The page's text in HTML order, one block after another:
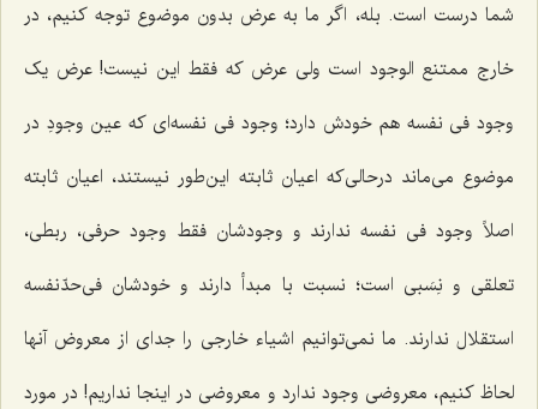
شما درست است. بله، اگر ما به عرض بدون موضوع توجه کنیم، در
خارج ممتنع الوجود است ولی عرض که فقط این نیست! عرض یک
وجود فی نفسه هم خودش دارد؛ وجود فی نفسه‌ای که عین وجودِ در
موضوع می‌ماند درحالی‌که اعیان ثابته این‌طور نیستند، اعیان ثابته
اصلاً وجود فی نفسه ندارند و وجودشان فقط وجود حرفی، ربطی،
تعلقی و نِسَبی است؛ نسبت با مبدأ دارند و خودشان فی‌حدّنفسه
استقلال ندارند. ما نمی‌توانیم اشیاء خارجی را جدای از معروض آنها
لحاظ کنیم، معروضی وجود ندارد و معروضی در اینجا نداریم! در مورد